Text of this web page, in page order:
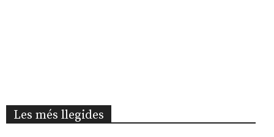
Les més llegides